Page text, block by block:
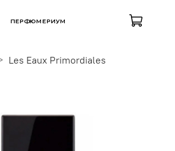
ПЕРФЮМЕРИУМ
Les Eaux Primordiales